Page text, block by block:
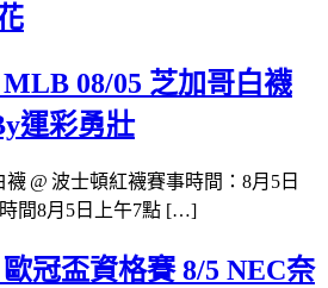
08/05 芝加哥白襪
運彩勇壯
@ 波士頓紅襪賽事時間：8月5日
間8月5日上午7點 […]
冠盃資格賽 8/5 NEC奈